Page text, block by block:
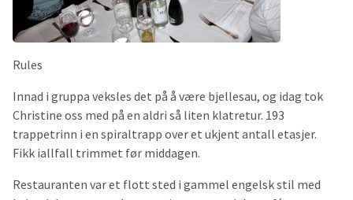
Rules
Innad i gruppa veksles det på å være bjellesau, og idag tok
Christine oss med på en aldri så liten klatretur. 193
trappetrinn i en spiraltrapp over et ukjent antall etasjer.
Fikk iallfall trimmet før middagen.
Restauranten var et flott sted i gammel engelsk stil med